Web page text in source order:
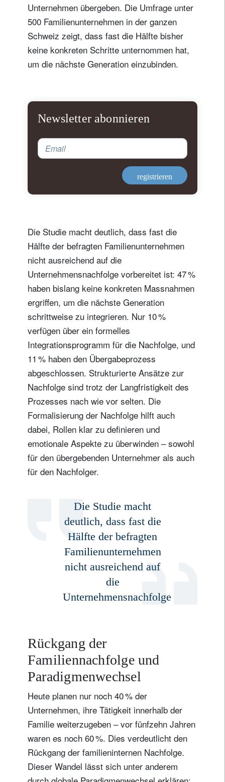
Unternehmen übergeben. Die Umfrage unter
500 Familienunternehmen in der ganzen
Schweiz zeigt, dass fast die Hälfte bisher
keine konkreten Schritte unternommen hat,
um die nächste Generation einzubinden.
Newsletter abonnieren
Email
registrieren
Die Studie macht deutlich, dass fast die
Hälfte der befragten Familienunternehmen
nicht ausreichend auf die
Unternehmensnachfolge vorbereitet ist: 47 %
haben bislang keine konkreten Massnahmen
ergriffen, um die nächste Generation
schrittweise zu integrieren. Nur 10 %
verfügen über ein formelles
Integrationsprogramm für die Nachfolge, und
11 % haben den Übergabeprozess
abgeschlossen. Strukturierte Ansätze zur
Nachfolge sind trotz der Langfristigkeit des
Prozesses nach wie vor selten. Die
Formalisierung der Nachfolge hilft auch
dabei, Rollen klar zu definieren und
emotionale Aspekte zu überwinden – sowohl
für den übergebenden Unternehmer als auch
für den Nachfolger.
Die Studie macht
deutlich, dass fast die
Hälfte der befragten
Familienunternehmen
nicht ausreichend auf
die
Unternehmensnachfolge
Rückgang der
Familiennachfolge und
Paradigmenwechsel
Heute planen nur noch 40 % der
Unternehmen, ihre Tätigkeit innerhalb der
Familie weiterzugeben – vor fünfzehn Jahren
waren es noch 60 %. Dies verdeutlicht den
Rückgang der familieninternen Nachfolge.
Dieser Wandel lässt sich unter anderem